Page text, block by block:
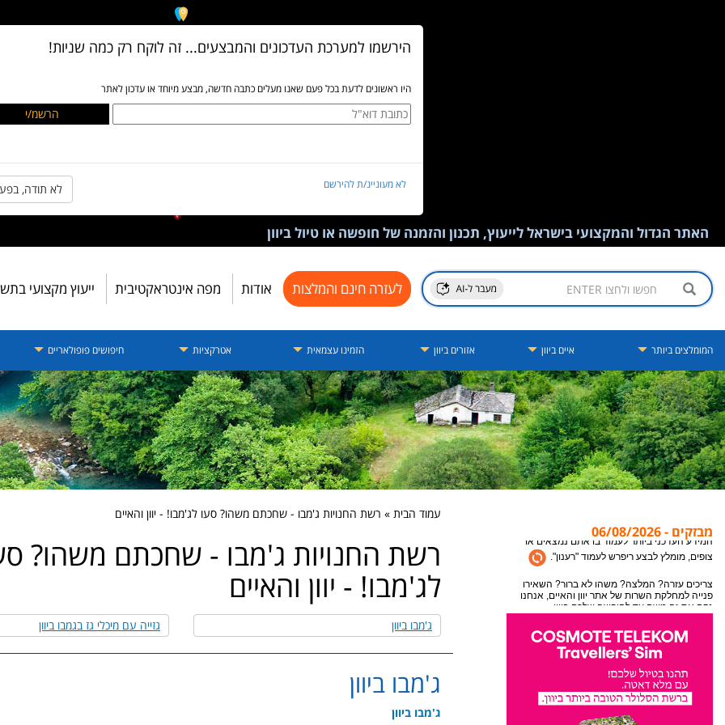
האתר הגדול והמקצועי בישראל לייעוץ, תכנון והזמנה של חופשה או טיול ביוון
לעזרה חינם והמלצות אודות מפה אינטראקטיבית ייעוץ מקצועי
המומלצים ביותר איים ביוון אזורים ביוון הזמינו עצמאית אטרקציות חיפושים פופולאריים
עמוד הבית » רשת החנויות ג'מבו - שחכתם משהו? סעו לג'מבו! - יוון והאיים
מבזקים - 06/08/2026
צריכים עזרה? המלצה? משהו לא ברור? השאירו
נקח את זה משם עד לחופשה שלכם ביוון.
אתר יוון והאיים מתעדכן במידע חדש כל הזמן, לקבלת
המידע העדכני ביותר לעמוד בו אתם נמצאים או
הירשמו למערכת העדכונים והמבצעים... זה לוקח רק כמה שניות!
היו ראשונים לדעת בכל פעם שאנו מעלים כתבה חדשה, מבצע מיוחד או עדכון לאתר
לא מעוניינ/ת להירשם לא תודה,
רשת החנויות ג'מבו - שחכתם משהו?
לג'מבו! - יוון והאיים
ג'מבו ביוון גזייה עם מיכלי גז בגמבו ביוון
ג'מבו ביוון
ג'מבו ביוון